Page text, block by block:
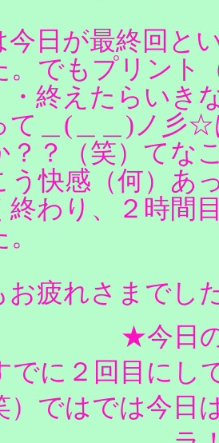
今日が最終回と
。でもプリント
・終えたらいき
て＿(＿＿)ノ彡
？？（笑）てな
う快感（何）あ
終わり、２時間
お疲れさまでし
★今日
でに２回目にし
）ではでは今日